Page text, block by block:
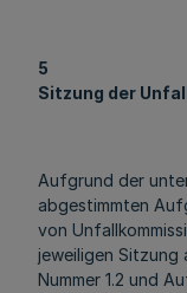
5
Sitzung der
Aufgrund der
abgestimmten
von
jeweiligen Sitzung
Nummer 1.2 und